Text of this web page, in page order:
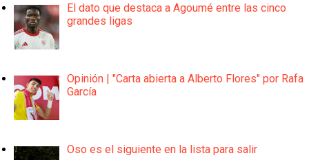
El dato que destaca a Agoumé entre las cinco
grandes ligas
Opinión | "Carta abierta a Alberto Flores" por Rafa
García
Oso es el siguiente en la lista para salir